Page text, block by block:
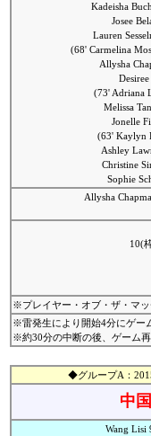
Kadeisha
Josee
Lauren
(68' Carmelina
Allysha
(73' Adriana
Melissa
Jonelle
(63' Kaylyn
Ashley
Christine
Sophie
Allysha
10(
※プレイヤー・オブ・ザ・マ
※雷発生により開始4分にゲー
※約30分の中断の後、ゲーム再
◆グループA：
中国
Wang Lisi